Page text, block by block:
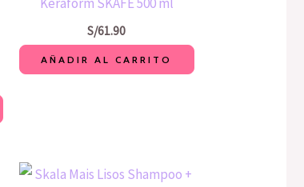
S/61.90
AÑADIR AL CARRITO